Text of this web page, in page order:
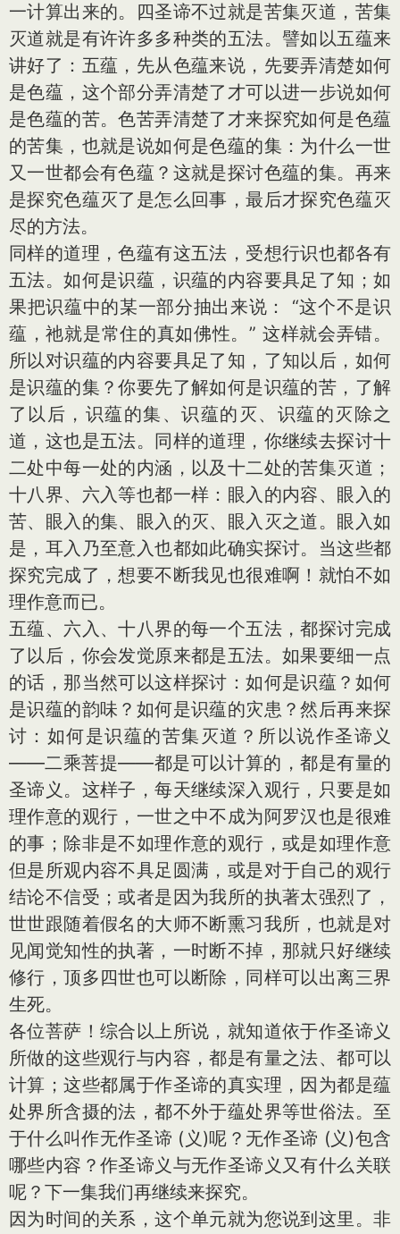
一计算出来的。四圣谛不过就是苦集灭道，苦集
灭道就是有许许多多种类的五法。譬如以五蕴来
讲好了：五蕴，先从色蕴来说，先要弄清楚如何
是色蕴，这个部分弄清楚了才可以进一步说如何
是色蕴的苦。色苦弄清楚了才来探究如何是色蕴
的苦集，也就是说如何是色蕴的集：为什么一世
又一世都会有色蕴？这就是探讨色蕴的集。再来
是探究色蕴灭了是怎么回事，最后才探究色蕴灭
尽的方法。
同样的道理，色蕴有这五法，受想行识也都各有
五法。如何是识蕴，识蕴的内容要具足了知；如
果把识蕴中的某一部分抽出来说： “这个不是识
蕴，祂就是常住的真如佛性。” 这样就会弄错。
所以对识蕴的内容要具足了知，了知以后，如何
是识蕴的集？你要先了解如何是识蕴的苦，了解
了以后，识蕴的集、识蕴的灭、识蕴的灭除之
道，这也是五法。同样的道理，你继续去探讨十
二处中每一处的内涵，以及十二处的苦集灭道；
十八界、六入等也都一样：眼入的内容、眼入的
苦、眼入的集、眼入的灭、眼入灭之道。眼入如
是，耳入乃至意入也都如此确实探讨。当这些都
探究完成了，想要不断我见也很难啊！就怕不如
理作意而已。
五蕴、六入、十八界的每一个五法，都探讨完成
了以后，你会发觉原来都是五法。如果要细一点
的话，那当然可以这样探讨：如何是识蕴？如何
是识蕴的韵味？如何是识蕴的灾患？然后再来探
讨：如何是识蕴的苦集灭道？所以说作圣谛义
——二乘菩提——都是可以计算的，都是有量的
圣谛义。这样子，每天继续深入观行，只要是如
理作意的观行，一世之中不成为阿罗汉也是很难
的事；除非是不如理作意的观行，或是如理作意
但是所观内容不具足圆满，或是对于自己的观行
结论不信受；或者是因为我所的执著太强烈了，
世世跟随着假名的大师不断熏习我所，也就是对
见闻觉知性的执著，一时断不掉，那就只好继续
修行，顶多四世也可以断除，同样可以出离三界
生死。
各位菩萨！综合以上所说，就知道依于作圣谛义
所做的这些观行与内容，都是有量之法、都可以
计算；这些都属于作圣谛的真实理，因为都是蕴
处界所含摄的法，都不外于蕴处界等世俗法。至
于什么叫作无作圣谛 (义)呢？无作圣谛 (义)包含
哪些内容？作圣谛义与无作圣谛义又有什么关联
呢？下一集我们再继续来探究。
因为时间的关系，这个单元就为您说到这里。非